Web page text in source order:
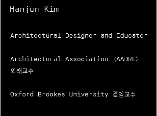
Hanjun Kim
Architectural Designer and Educator
Architectural Association (AADRL)
외래교수
Oxford Brookes University 겸임교수